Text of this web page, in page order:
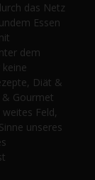
das Netz
Essen
dem
Diät &
Gourmet
Feld,
unseres